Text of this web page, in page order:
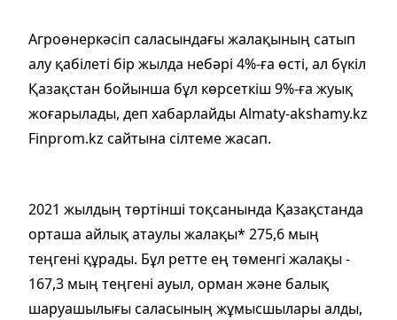
Агроөнеркәсіп саласындағы жалақының сатып
алу қабілеті бір жылда небәрі 4%-ға өсті, ал бүкіл
Қазақстан бойынша бұл көрсеткіш 9%-ға жуық
жоғарылады, деп хабарлайды Almaty-akshamy.kz
Finprom.kz сайтына сілтеме жасап.
2021 жылдың төртінші тоқсанында Қазақстанда
орташа айлық атаулы жалақы* 275,6 мың
теңгені құрады. Бұл ретте ең төменгі жалақы -
167,3 мың теңгені ауыл, орман және балық
шаруашылығы саласының жұмысшылары алды,